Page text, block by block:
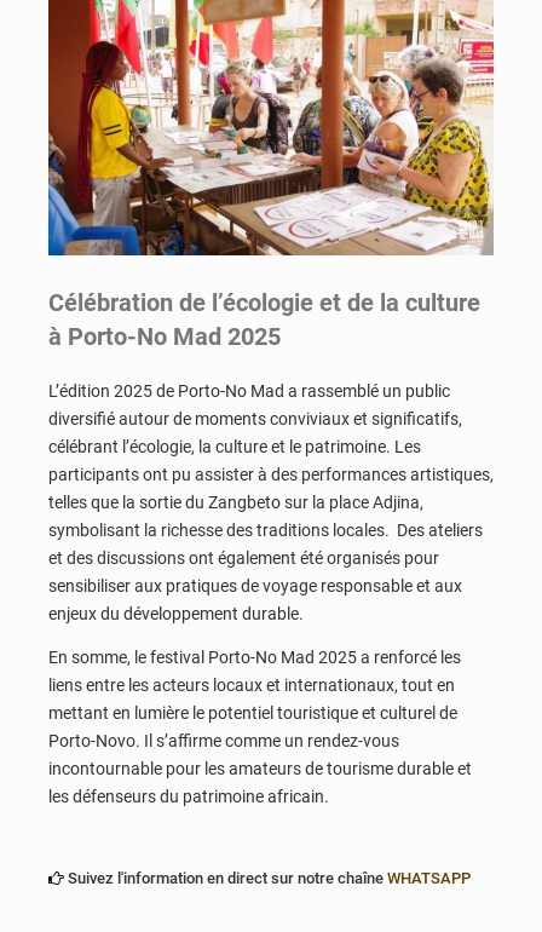
Célébration de l’écologie et de la culture
à Porto-No Mad 2025
L’édition 2025 de Porto-No Mad a rassemblé un public
diversifié autour de moments conviviaux et significatifs,
célébrant l’écologie, la culture et le patrimoine. Les
participants ont pu assister à des performances artistiques,
telles que la sortie du Zangbeto sur la place Adjina,
symbolisant la richesse des traditions locales. Des ateliers
et des discussions ont également été organisés pour
sensibiliser aux pratiques de voyage responsable et aux
enjeux du développement durable.
En somme, le festival Porto-No Mad 2025 a renforcé les
liens entre les acteurs locaux et internationaux, tout en
mettant en lumière le potentiel touristique et culturel de
Porto-Novo. Il s’affirme comme un rendez-vous
incontournable pour les amateurs de tourisme durable et
les défenseurs du patrimoine africain.
Suivez l'information en direct sur notre chaîne WHATSAPP